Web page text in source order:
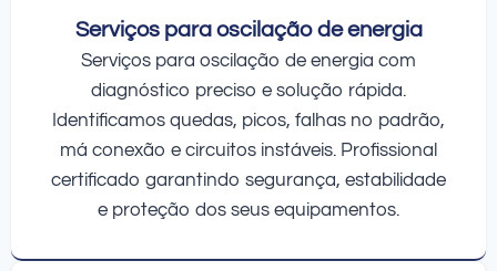
Serviços para oscilação de energia
Serviços para oscilação de energia com
diagnóstico preciso e solução rápida.
Identificamos quedas, picos, falhas no padrão,
má conexão e circuitos instáveis. Profissional
certificado garantindo segurança, estabilidade
e proteção dos seus equipamentos.